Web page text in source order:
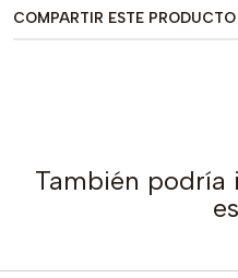
COMPARTIR ESTE PRODUCTO
También podría